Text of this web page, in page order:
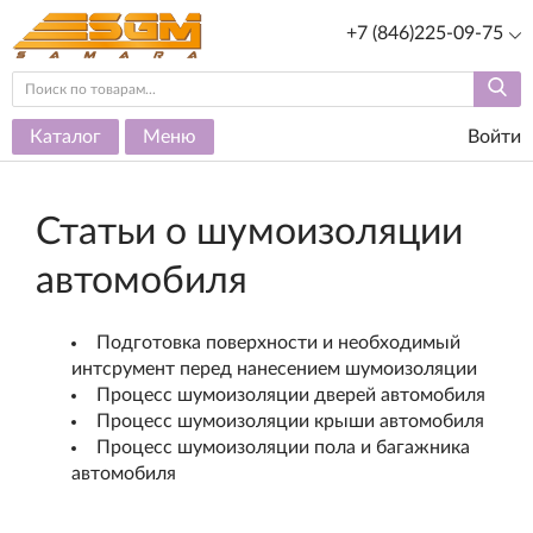
+7 (846)225-09-75
Каталог Меню Войти
Статьи о шумоизоляции
автомобиля
Подготовка поверхности и необходимый
интсрумент перед нанесением шумоизоляции
Процесс шумоизоляции дверей автомобиля
Процесс шумоизоляции крыши автомобиля
Процесс шумоизоляции пола и багажника
автомобиля